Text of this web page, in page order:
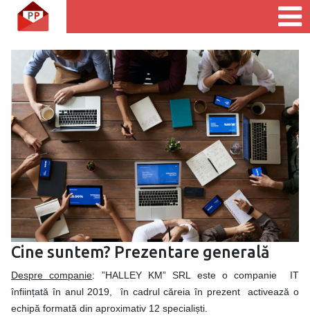
Cine suntem? Prezentare generală
Despre companie: ”HALLEY KM” SRL este o companie IT
înființată în anul 2019, în cadrul căreia în prezent activează o
echipă formată din aproximativ 12 specialiști.